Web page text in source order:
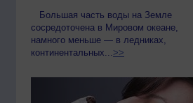
Большая часть воды на Земле
сосредоточена в Мировом океане,
намного меньше — в ледниках,
континентальных... >>